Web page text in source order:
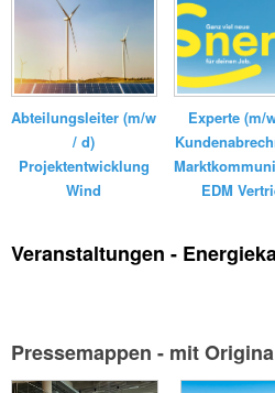
GmbH ...
Abteilungsleiter (m/w
/ d)
Projektentwicklung
Wind
Experte (m/
EDM
Veranstaltungen -
Pressemappen - mit